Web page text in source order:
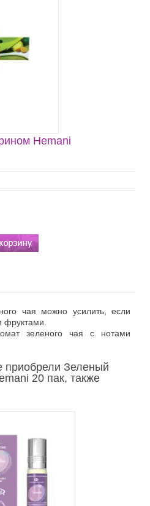
Hemani
чая можно усилить, если
фруктами.
зеленого чая с нотами
приобрели Зеленый
20 пак, также